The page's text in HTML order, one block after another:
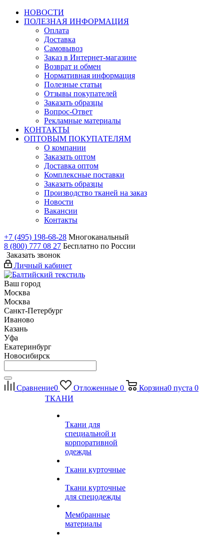
НОВОСТИ
ПОЛЕЗНАЯ ИНФОРМАЦИЯ
Оплата
Доставка
Самовывоз
Заказ в Интернет-магазине
Возврат и обмен
Нормативная информация
Полезные статьи
Отзывы покупателей
Заказать образцы
Вопрос-Ответ
Рекламные материалы
КОНТАКТЫ
ОПТОВЫМ ПОКУПАТЕЛЯМ
О компании
Заказать оптом
Доставка оптом
Комплексные поставки
Заказать образцы
Производство тканей на заказ
Новости
Вакансии
Контакты
+7 (495) 198-68-28 Многоканальный
8 (800) 777 08 27 Бесплатно по России
Заказать звонок
Личный кабинет
Ваш город
Москва
Москва
Санкт-Петербург
Иваново
Казань
Уфа
Екатеринбург
Новосибирск
Сравнение0 Отложенные 0 Корзина0 пуста 0
ТКАНИ
Ткани для
специальной и
корпоративной
одежды
Ткани курточные
Ткани курточные
для спецодежды
Мембранные
материалы